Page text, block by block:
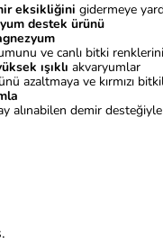
eksikliğini gidermeye
destek ürünü
ve canlı bitki
ışıklı akvaryumlar
azaltmaya ve kırmızı
alınabilen demir